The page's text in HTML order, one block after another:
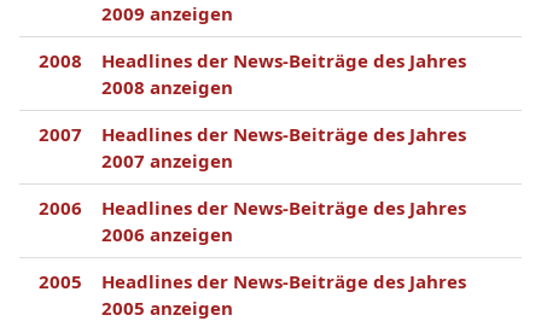
2009 anzeigen
2008
Headlines der News-Beiträge des Jahres
2008 anzeigen
2007
Headlines der News-Beiträge des Jahres
2007 anzeigen
2006
Headlines der News-Beiträge des Jahres
2006 anzeigen
2005
Headlines der News-Beiträge des Jahres
2005 anzeigen